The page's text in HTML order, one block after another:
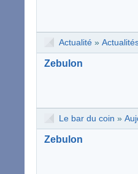
Actualité »
Zebulon
Le bar du coin »
Zebulon